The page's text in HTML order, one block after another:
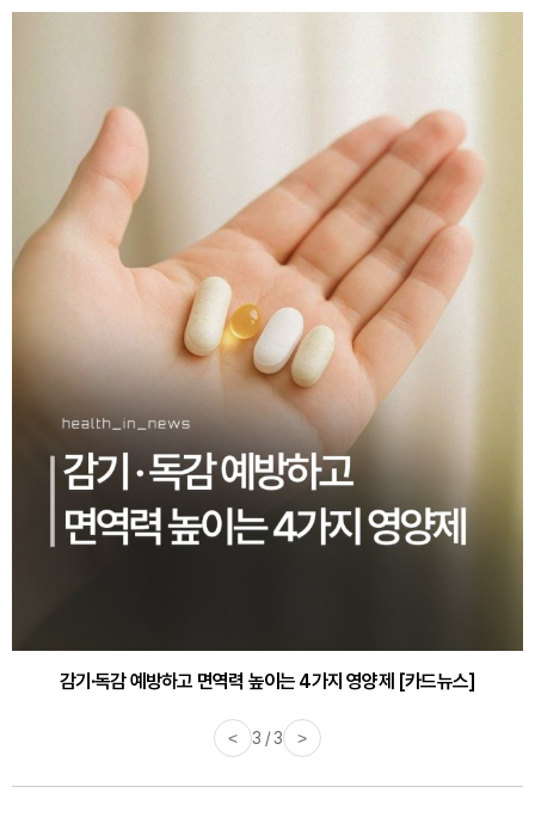
감기·독감 예방하고 면역력 높이는 4가지 영양제 [카드뉴스]
< 3 / 3 >